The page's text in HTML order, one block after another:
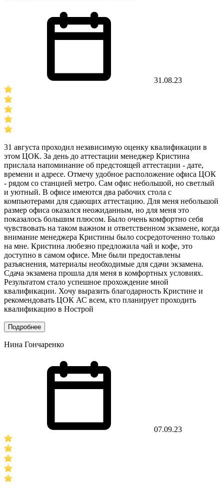
31.08.23
31 августа проходил независимую оценку квалификации в
этом ЦОК. За день до аттестации менеджер Кристина
прислала напоминание об предстоящей аттестации - дате,
времени и адресе. Отмечу удобное расположение офиса ЦОК
- рядом со станцией метро. Сам офис небольшой, но светлый
и уютный. В офисе имеются два рабочих стола с
компьютерами для сдающих аттестацию. Для меня небольшой
размер офиса оказался неожиданным, но для меня это
показалось большим плюсом. Было очень комфортно себя
чувствовать на таком важном и ответственном экзамене, когда
внимание менеджера Кристины было сосредоточенно только
на мне. Кристина любезно предложила чай и кофе, это
доступно в самом офисе. Мне были предоставлены
разъяснения, материалы необходимые для сдачи экзамена.
Сдача экзамена прошла для меня в комфортных условиях.
Результатом стало успешное прохождение мной
квалификации. Хочу выразить благодарность Кристине и
рекомендовать ЦОК АС всем, кто планирует проходить
квалификацию в Нострой
Подробнее
Нина Гончаренко
07.09.23